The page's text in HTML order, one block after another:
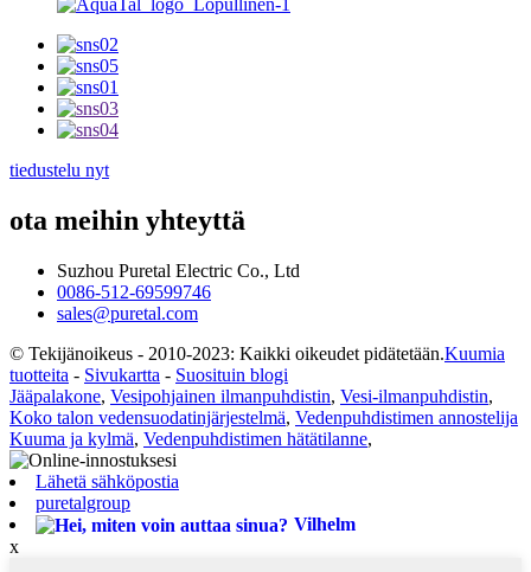
tiedustelu nyt
ota meihin yhteyttä
Suzhou Puretal Electric Co., Ltd
0086-512-69599746
sales@puretal.com
© Tekijänoikeus - 2010-2023: Kaikki oikeudet pidätetään.Kuumia
tuotteita - Sivukartta - Suosituin blogi
Jääpalakone, Vesipohjainen ilmanpuhdistin, Vesi-ilmanpuhdistin,
Koko talon vedensuodatinjärjestelmä, Vedenpuhdistimen annostelija
Kuuma ja kylmä, Vedenpuhdistimen hätätilanne,
Lähetä sähköpostia
puretalgroup
Vilhelm
x